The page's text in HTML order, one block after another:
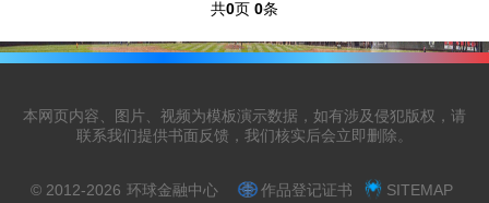
共0页 0条
本网页内容、图片、视频为模板演示数据，如有涉及侵犯版权，请
联系我们提供书面反馈，我们核实后会立即删除。
© 2012-2026 环球金融中心 作品登记证书 SITEMAP